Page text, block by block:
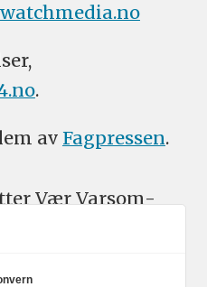
.
av Fagpressen.
Vær Varsom-
presseskikk.
ChatGPT,